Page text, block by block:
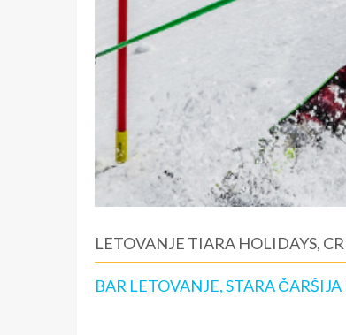
LETOVANJE TIARA HOLIDAYS,
BAR LETOVANJE, STARA